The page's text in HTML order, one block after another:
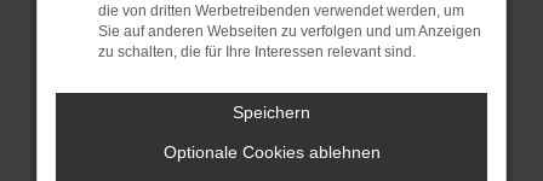
Sicherheitsrisiko, sondern kann auch dazu
führen, dass bestimmte Funktionen nicht mehr
unterstützt werden.
Wende dich an den Webseitenbetreiber.
Wenn du alle oben genannten Schritte versucht
hast, kontaktiere uns bitte. Wir werden
die von dritten Werbetreibenden verwendet werden, um
Sie auf anderen Webseiten zu verfolgen und um Anzeigen
zu schalten, die für Ihre Interessen relevant sind.
Speichern
Optionale Cookies ablehnen